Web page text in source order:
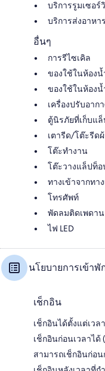
บริการรูมเซอร์
บริการส่งอาหาร
อื่นๆ
การรีไซเคิล
ของใช้ในห้องน้
ของใช้ในห้อง
เครื่องปรับอาก
ตู้นิรภัยที่เก็บแ
เตารีด/โต๊ะรีด
โต๊ะทำงาน
โต๊ะวางแล็ปท็อ
ทางเข้าจากทา
โทรศัพท์
พัดลมติดเพดาน
ไฟ LED
นโยบายการเข้าพั
เช็กอิน
เช็กอินได้ตั้งแต่เวล
เช็กอินก่อนเวลาไ
สามารถเช็กอินก่อ